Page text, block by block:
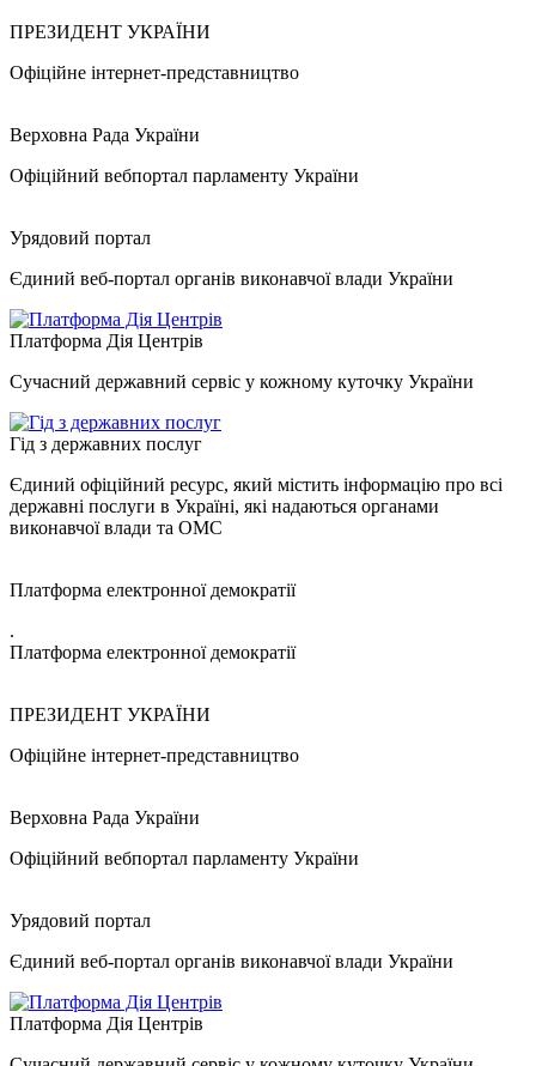
ПРЕЗИДЕНТ УКРАЇНИ
Офіційне інтернет-представництво
Верховна Рада України
Офіційний вебпортал парламенту України
Урядовий портал
Єдиний веб-портал органів виконавчої влади України
Платформа Дія Центрів
Сучасний державний сервіс у кожному куточку України
Гід з державних послуг
Єдиний офіційний ресурс, який містить інформацію про всі
державні послуги в Україні, які надаються органами
виконавчої влади та ОМС
Платформа електронної демократії
.
Платформа електронної демократії
ПРЕЗИДЕНТ УКРАЇНИ
Офіційне інтернет-представництво
Верховна Рада України
Офіційний вебпортал парламенту України
Урядовий портал
Єдиний веб-портал органів виконавчої влади України
Платформа Дія Центрів